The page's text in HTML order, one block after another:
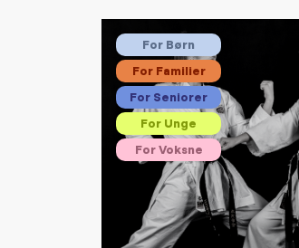
For Børn
For Familier
For Seniorer
For Unge
For Voksne